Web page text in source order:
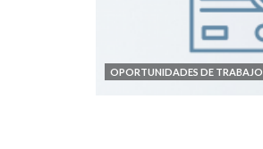
OPORTUNIDADES DE TRABAJO